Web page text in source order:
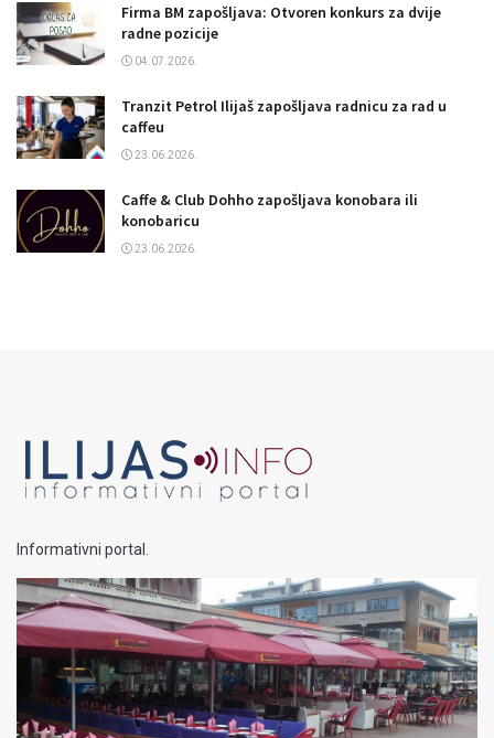
Firma BM zapošljava: Otvoren konkurs za dvije
radne pozicije
04.07.2026.
Tranzit Petrol Ilijaš zapošljava radnicu za rad u
caffeu
23.06.2026.
Caffe & Club Dohho zapošljava konobara ili
konobaricu
23.06.2026.
Informativni portal.